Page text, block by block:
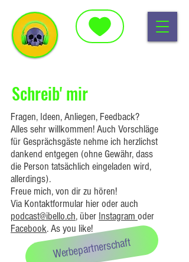
Schreib' mir
Fragen, Ideen, Anliegen, Feedback?
Alles sehr willkommen! Auch Vorschläge
für Gesprächsgäste nehme ich herzlichst
dankend entgegen (ohne Gewähr, dass
die Person tatsächlich eingeladen wird,
allerdings).
Freue mich, von dir zu hören!
Via Kontaktformular hier oder auch
podcast@ibello.ch, über Instagram oder
Facebook. As you like!
Werbepartnerschaft